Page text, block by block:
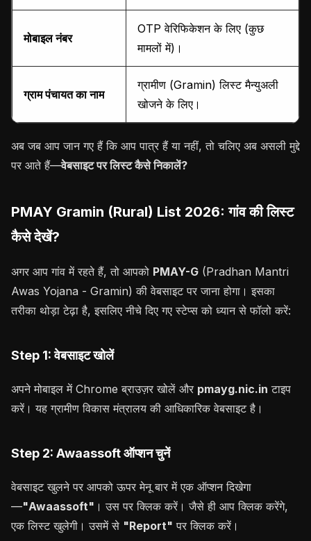
मोबाइल नंबर
OTP वेरिफिकेशन के लिए (कुछ
मामलों में)।
ग्राम पंचायत का नाम
ग्रामीण (Gramin) लिस्ट मैन्युअली
खोजने के लिए।
अब जब आप जान गए हैं कि आप पात्र हैं या नहीं, तो चलिए अब असली मुद्दे
पर आते हैं—वेबसाइट पर लिस्ट कैसे निकालें?
PMAY Gramin (Rural) List 2026: गांव की लिस्ट
कैसे देखें?
अगर आप गांव में रहते हैं, तो आपको PMAY-G (Pradhan Mantri
Awas Yojana - Gramin) की वेबसाइट पर जाना होगा। इसका
तरीका थोड़ा टेढ़ा है, इसलिए नीचे दिए गए स्टेप्स को ध्यान से फॉलो करें:
Step 1: वेबसाइट खोलें
अपने मोबाइल में Chrome ब्राउज़र खोलें और pmayg.nic.in टाइप
करें। यह ग्रामीण विकास मंत्रालय की आधिकारिक वेबसाइट है।
Step 2: Awaassoft ऑप्शन चुनें
वेबसाइट खुलने पर आपको ऊपर मेनू बार में एक ऑप्शन दिखेगा
—"Awaassoft" । उस पर क्लिक करें। जैसे ही आप क्लिक करेंगे,
एक लिस्ट खुलेगी। उसमें से "Report" पर क्लिक करें।